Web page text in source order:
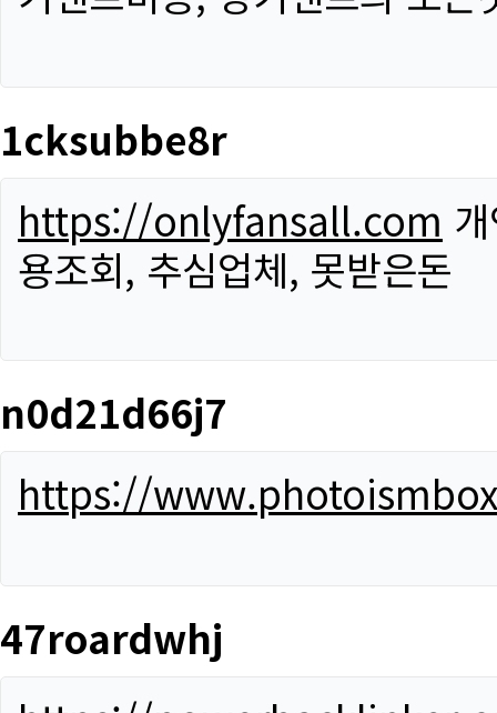
1cksubbe8r
https://onlyfansall.com
용조회, 추심업체, 못받은돈
n0d21d66j7
https://
47roardwhj